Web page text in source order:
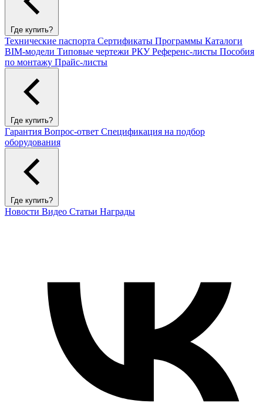
Где купить?
Технические паспорта Сертификаты Программы Каталоги
BIM-модели Типовые чертежи РКУРеференс-листы Пособия
по монтажу Прайс-листы
Где купить?
Гарантия Вопрос-ответ Спецификация на подбор
оборудования
Где купить?
Новости Видео Статьи Награды